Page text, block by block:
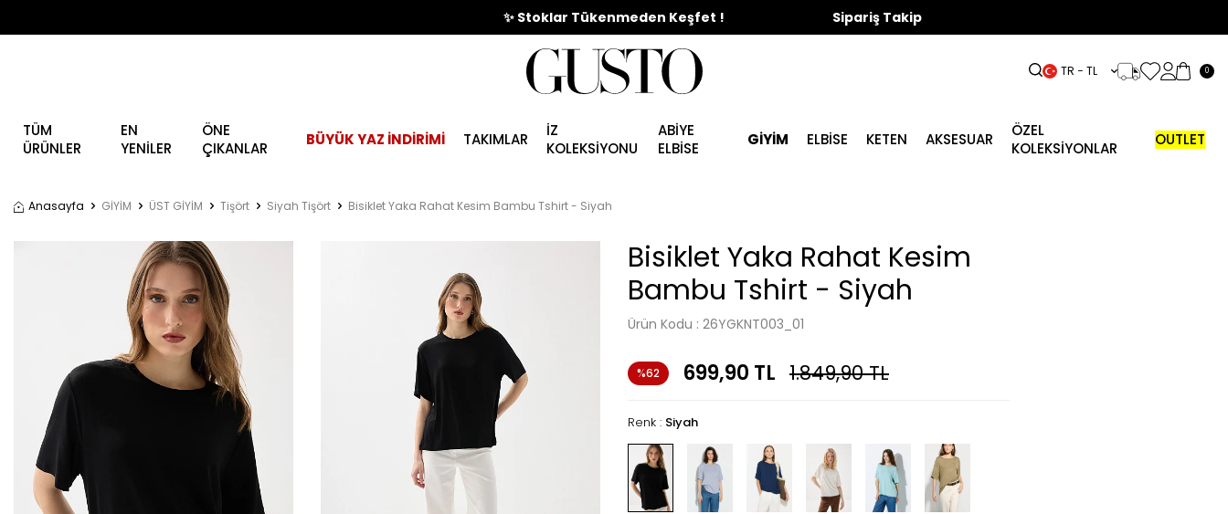
🎉%70'e Varan Büyük Yaz İndirim Başladı !
✨ Stoklar Tükenmeden Keşfet ! Sipariş Takip
TR − TL 0
TÜM
ÜRÜNLER
EN
YENİLER
ÖNE
ÇIKANLAR
BÜYÜK YAZ İNDİRİMİ TAKIMLAR
İZ
KOLEKSİYONU
ABİYE
ELBİSE
GİYİM ELBISE KETEN AKSESUAR
ÖZEL
KOLEKSİYONLAR
OUTLET
Anasayfa GİYİM ÜST GİYİM Tişört Siyah Tişört Bisiklet Yaka Rahat Kesim Bambu Tshirt - Siyah
Bisiklet Yaka Rahat Kesim
Bambu Tshirt - Siyah
Ürün Kodu : 26YGKNT003_01
%62 699,90 TL 1.849,90TL
Renk : Siyah